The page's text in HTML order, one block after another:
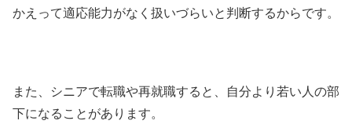
かえって適応能力がなく扱いづらいと判断するからです。
また、シニアで転職や再就職すると、自分より若い人の部
下になることがあります。